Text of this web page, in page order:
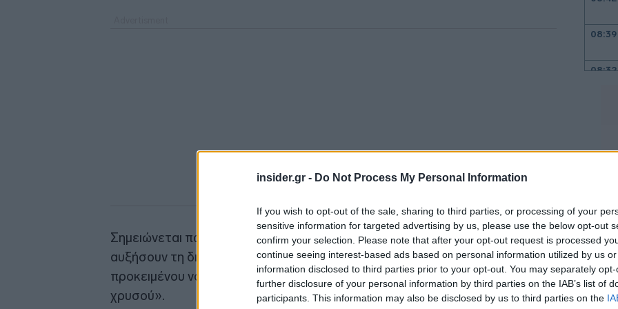
insider.gr - Do Not Process My Personal Information
If you wish to opt-out of the sale, sharing to third parties, or processing of your
sensitive information for targeted advertising by us, please use the below opt-out
confirm your selection. Please note that after your opt-out request is processed
continue seeing interest-based ads based on personal information utilized by us
information disclosed to third parties prior to your opt-out. You may separately
further disclosure of your personal information by third parties on the IAB’s list of
participants. This information may also be disclosed by us to third parties on the
Σημειώνεται πως οι ΗΠΑ έχουν ζητήσει από τα μέλη του Οργανισμού να
αυξήσουν τη διαθέσιμη ποσότητα πετρελαίου στην παγκόσμια αγορά,
προκειμένου να υπάρξει αποκλιμάκωση στις υψηλές τιμές του «μαύρου
χρυσού».
08:39
08:32
08:14
08:10
08:02